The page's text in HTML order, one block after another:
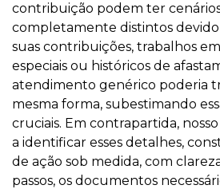
contribuição podem ter
completamente distintos
suas contribuições, trabalhos
especiais ou históricos de
atendimento genérico poderia
mesma forma, subestimando
cruciais. Em contrapartida,
a identificar esses detalhes,
de ação sob medida, com
passos, os documentos